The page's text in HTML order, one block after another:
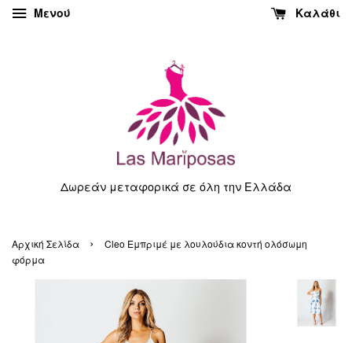
Μενού Καλάθι
Δωρεάν μεταφορικά σε όλη την Ελλάδα
Αρχική Σελίδα ›
Cleo Εμπριμέ με λουλούδια κοντή ολόσωμη
φόρμα